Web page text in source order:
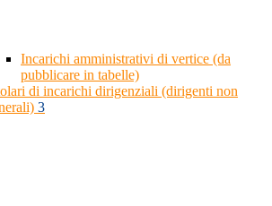
Incarichi amministrativi di vertice (da
pubblicare in tabelle)
di incarichi dirigenziali (dirigenti non
3